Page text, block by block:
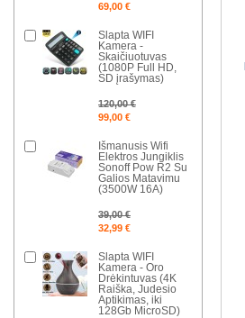
69,00 €
Slapta WIFI
Kamera -
Skaičiuotuvas
(1080P Full HD,
SD įrašymas)
120,00 €
99,00 €
Išmanusis Wifi
Elektros Jungiklis
Sonoff Pow R2 Su
Galios Matavimu
(3500W 16A)
39,00 €
32,99 €
Slapta WIFI
Kamera - Oro
Drėkintuvas (4K
Raiška, Judesio
Aptikimas, iki
128Gb MicroSD)